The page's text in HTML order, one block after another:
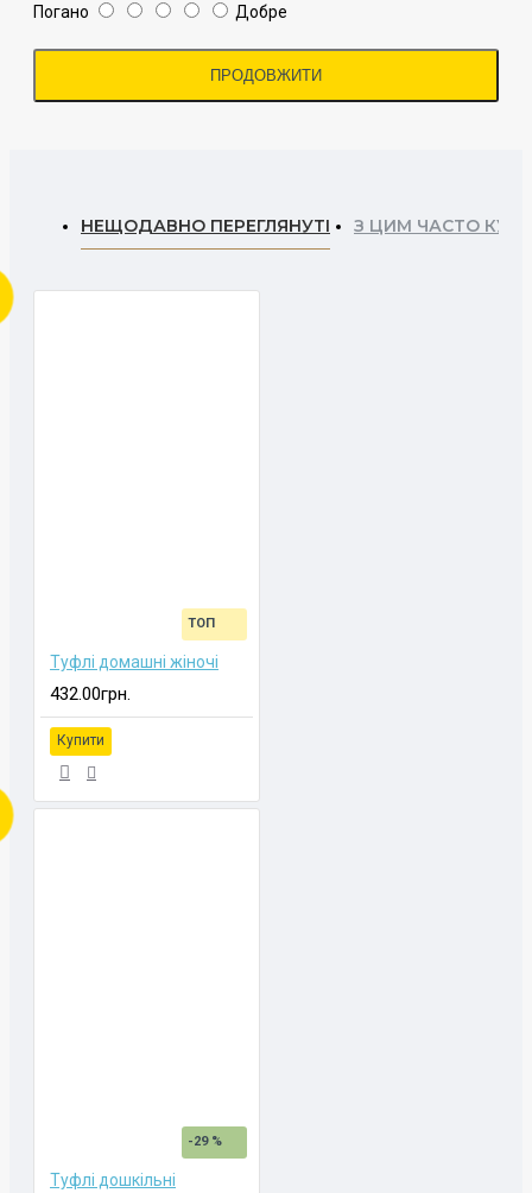
Погано Добре
ПРОДОВЖИТИ
НЕЩОДАВНО ПЕРЕГЛЯНУТІ З ЦИМ ЧАСТО
ТОП
Туфлі домашні жіночі
432.00грн.
Купити
-29 %
Туфлі дошкільні